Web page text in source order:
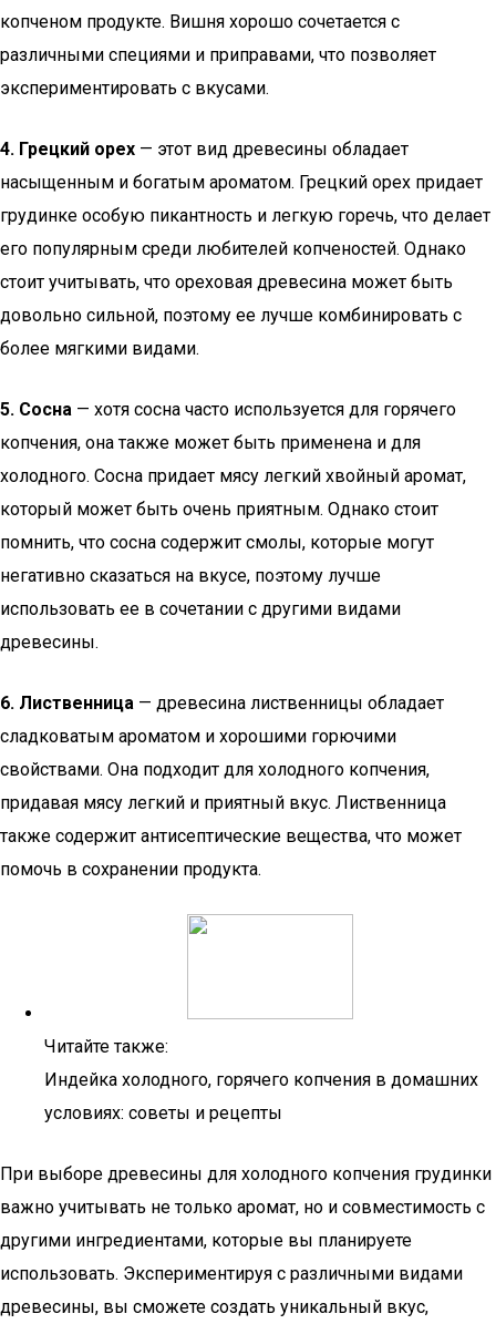
копченом продукте. Вишня хорошо сочетается с
различными специями и приправами, что позволяет
экспериментировать с вкусами.
4. Грецкий орех — этот вид древесины обладает
насыщенным и богатым ароматом. Грецкий орех придает
грудинке особую пикантность и легкую горечь, что делает
его популярным среди любителей копченостей. Однако
стоит учитывать, что ореховая древесина может быть
довольно сильной, поэтому ее лучше комбинировать с
более мягкими видами.
5. Сосна — хотя сосна часто используется для горячего
копчения, она также может быть применена и для
холодного. Сосна придает мясу легкий хвойный аромат,
который может быть очень приятным. Однако стоит
помнить, что сосна содержит смолы, которые могут
негативно сказаться на вкусе, поэтому лучше
использовать ее в сочетании с другими видами
древесины.
6. Лиственница — древесина лиственницы обладает
сладковатым ароматом и хорошими горючими
свойствами. Она подходит для холодного копчения,
придавая мясу легкий и приятный вкус. Лиственница
также содержит антисептические вещества, что может
помочь в сохранении продукта.
Читайте также:
Индейка холодного, горячего копчения в домашних
условиях: советы и рецепты
При выборе древесины для холодного копчения грудинки
важно учитывать не только аромат, но и совместимость с
другими ингредиентами, которые вы планируете
использовать. Экспериментируя с различными видами
древесины, вы сможете создать уникальный вкус,